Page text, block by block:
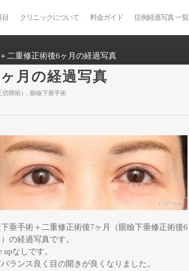
クリニックについて 料金ガイド 症例経過写真 一覧
二重修正術後6ヶ月の経過写真
月の経過写真
開術） , 眼瞼下垂手術
下垂手術＋二重修正術後7ヶ月（眼瞼下垂修正術後6
の経過写真です。
upなしです。
ランス良く目の開きが良くなりました。